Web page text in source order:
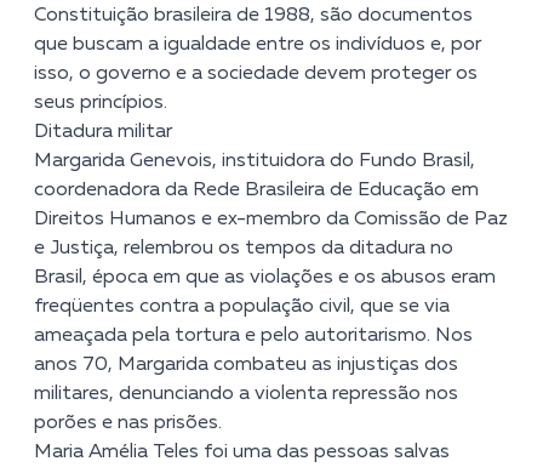
Constituição brasileira de 1988, são documentos
que buscam a igualdade entre os indivíduos e, por
isso, o governo e a sociedade devem proteger os
seus princípios.
Ditadura militar
Margarida Genevois, instituidora do Fundo Brasil,
coordenadora da Rede Brasileira de Educação em
Direitos Humanos e ex-membro da Comissão de Paz
e Justiça, relembrou os tempos da ditadura no
Brasil, época em que as violações e os abusos eram
freqüentes contra a população civil, que se via
ameaçada pela tortura e pelo autoritarismo. Nos
anos 70, Margarida combateu as injustiças dos
militares, denunciando a violenta repressão nos
porões e nas prisões.
Maria Amélia Teles foi uma das pessoas salvas